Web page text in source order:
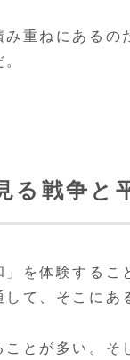
重ねにある
る戦争と
を体験するこ
て、そこに
とが多い。